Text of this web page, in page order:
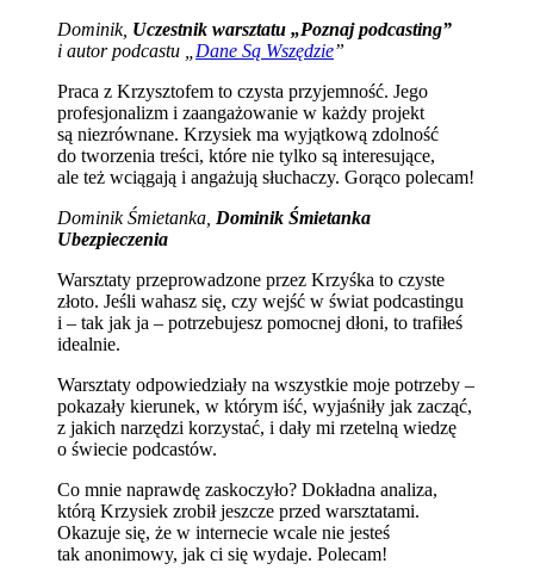
Dominik, Uczestnik warsztatu „Poznaj podcasting”
i autor podcastu „ Dane Są Wszędzie”
Praca z Krzysztofem to czysta przyjemność. Jego
profesjonalizm i zaangażowanie w każdy projekt
są niezrównane. Krzysiek ma wyjątkową zdolność
do tworzenia treści, które nie tylko są interesujące,
ale też wciągają i angażują słuchaczy. Gorąco polecam!
Dominik Śmietanka, Dominik Śmietanka
Ubezpieczenia
Warsztaty przeprowadzone przez Krzyśka to czyste
złoto. Jeśli wahasz się, czy wejść w świat podcastingu
i – tak jak ja – potrzebujesz pomocnej dłoni, to trafiłeś
idealnie.
Warsztaty odpowiedziały na wszystkie moje potrzeby –
pokazały kierunek, w którym iść, wyjaśniły jak zacząć,
z jakich narzędzi korzystać, i dały mi rzetelną wiedzę
o świecie podcastów.
Co mnie naprawdę zaskoczyło? Dokładna analiza,
którą Krzysiek zrobił jeszcze przed warsztatami.
Okazuje się, że w internecie wcale nie jesteś
tak anonimowy, jak ci się wydaje. Polecam!